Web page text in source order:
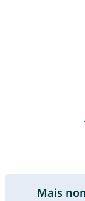
Mais